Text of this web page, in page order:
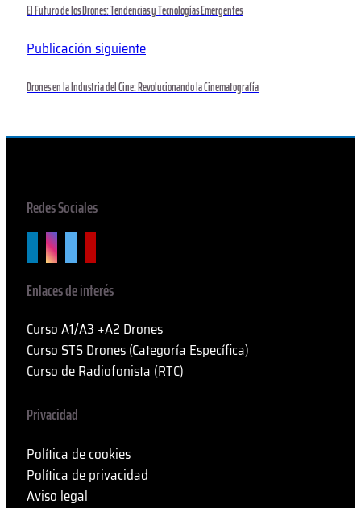
El Futuro de los Drones: Tendencias y Tecnologías Emergentes
Publicación siguiente
Drones en la Industria del Cine: Revolucionando la Cinematografía
Redes Sociales
Enlaces de interés
Curso A1/A3 +A2 Drones
Curso STS Drones (Categoría Específica)
Curso de Radiofonista (RTC)
Privacidad
Política de cookies
Política de privacidad
Aviso legal